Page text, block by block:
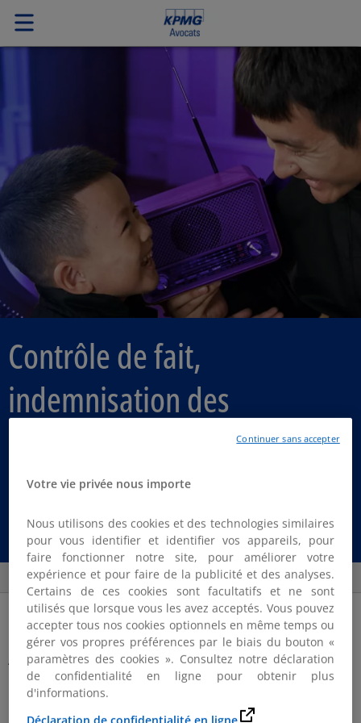
Contrôle de fait,
indemnisation des
investisseurs pour fausse
information du marché
🎧 Défi Gouvernance | Radio KPMG
Article Posted date
19 décembre 2025
Au programme de cette édition :
La notion de contrôle de fait d’une société
L’indemnisation des investisseurs pour fausse
Votre vie privée nous importe
Nous utilisons des cookies et des technologies similaires
pour vous identifier et identifier vos appareils, pour
faire fonctionner notre site, pour améliorer votre
expérience et pour faire de la publicité et des analyses.
Certains de ces cookies sont facultatifs et ne sont
utilisés que lorsque vous les avez acceptés. Vous pouvez
accepter tous nos cookies optionnels en même temps ou
gérer vos propres préférences par le biais du bouton «
paramètres des cookies ». Consultez notre déclaration
de confidentialité en ligne pour obtenir plus
d'informations.
Déclaration de confidentialité en ligne
Continuer sans accepter